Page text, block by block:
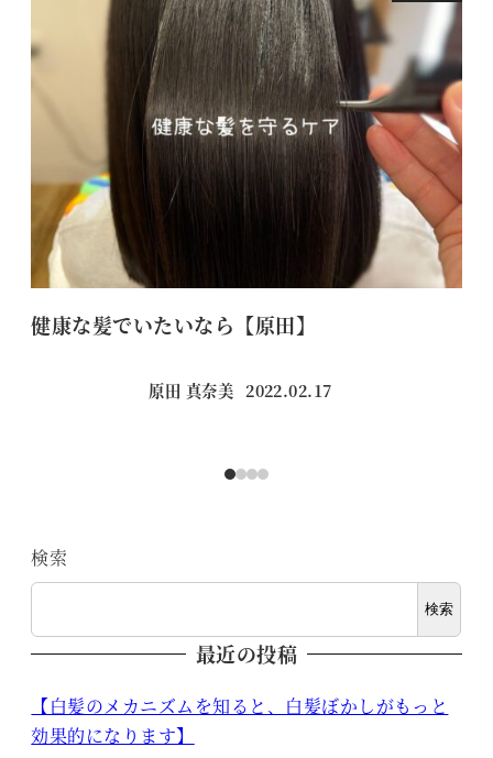
健康な髪でいたいなら【原田】
原田 真奈美 投稿日
2022.02.17
検索
検索
最近の投稿
【白髪のメカニズムを知ると、白髪ぼかしがもっと
効果的になります】